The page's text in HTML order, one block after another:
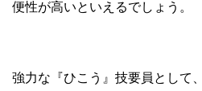
便性が高いといえるでしょう。
強力な『ひこう』技要員として